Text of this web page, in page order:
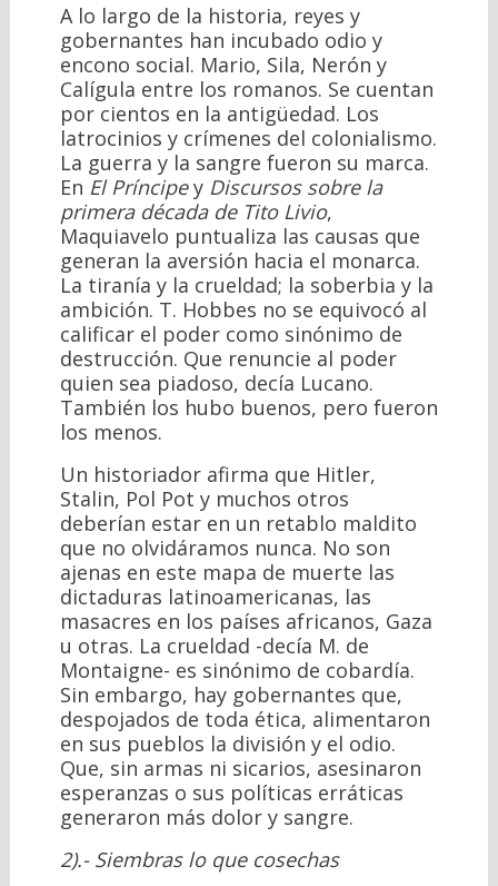
A lo largo de la historia, reyes y
gobernantes han incubado odio y
encono social. Mario, Sila, Nerón y
Calígula entre los romanos. Se cuentan
por cientos en la antigüedad. Los
latrocinios y crímenes del colonialismo.
La guerra y la sangre fueron su marca.
En El Príncipey Discursos sobre la
primera década de Tito Livio,
Maquiavelo puntualiza las causas que
generan la aversión hacia el monarca.
La tiranía y la crueldad; la soberbia y la
ambición. T. Hobbes no se equivocó al
calificar el poder como sinónimo de
destrucción. Que renuncie al poder
quien sea piadoso, decía Lucano.
También los hubo buenos, pero fueron
los menos.
Un historiador afirma que Hitler,
Stalin, Pol Pot y muchos otros
deberían estar en un retablo maldito
que no olvidáramos nunca. No son
ajenas en este mapa de muerte las
dictaduras latinoamericanas, las
masacres en los países africanos, Gaza
u otras. La crueldad -decía M. de
Montaigne- es sinónimo de cobardía.
Sin embargo, hay gobernantes que,
despojados de toda ética, alimentaron
en sus pueblos la división y el odio.
Que, sin armas ni sicarios, asesinaron
esperanzas o sus políticas erráticas
generaron más dolor y sangre.
2).- Siembras lo que cosechas